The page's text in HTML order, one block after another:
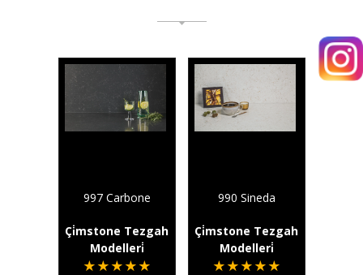
997 Carbone
Çi̇mstone Tezgah
Modelleri̇
★ ★ ★ ★ ★
990 Sineda
Çi̇mstone Tezgah
Modelleri̇
★ ★ ★ ★ ★